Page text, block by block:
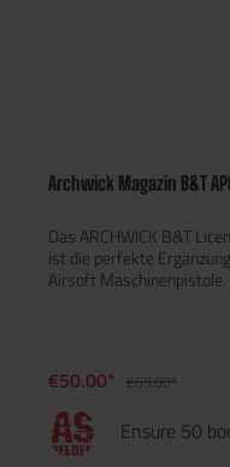
Archwick Magazin B&T
Das ARCHWICK B&T
ist die perfekte Ergänzung zu Ihrer ARCHWICK B&T APC9
Airsoft Maschinenpistole. Mit einer Kapazität von 30 Schuss
Verarbeitung.30-Schuss-
Kapazität für intensive
B&T Licensed APC9 Gas
€50.00* €65.00*
Ensure 50